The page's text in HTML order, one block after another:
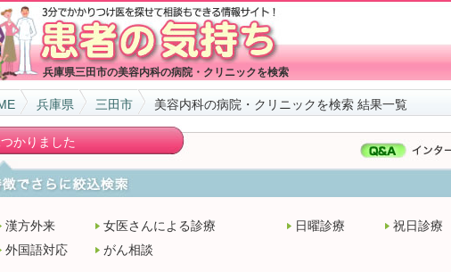
兵庫県三田市の美容内科の病院・クリニックを検索
兵庫県 三田市 美容内科の病院・クリニックを検索 結果一覧
かりました
漢方外来 女医さんによる診療 日曜診療 祝日診療
外国語対応
がん相談